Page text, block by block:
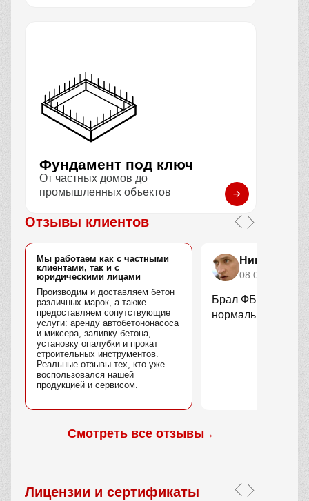
Фундамент под ключ
От частных домов до
промышленных объектов
Отзывы клиентов
Мы работаем как с частными
клиентами, так и с
юридическими лицами
Производим и доставляем бетон
различных марок, а также
предоставляем сопутствующие
услуги: аренду автобетононасоса
и миксера, заливку бетона,
установку опалубки и прокат
строительных инструментов.
Реальные отзывы тех, кто уже
воспользовался нашей
продукцией и сервисом.
Николай
08.01.2026
Брал ФБС блоки
нормально,
Смотреть все отзывы→
Лицензии и сертификаты